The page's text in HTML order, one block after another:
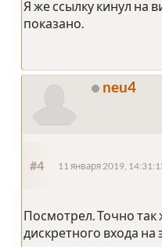
Я же ссылку кинул на
показано.
neu4
#4 11 января 2019,
Посмотрел. Точно так
дискретного входа